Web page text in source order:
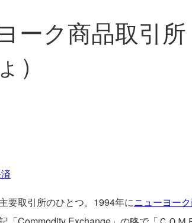
ーク商品取引
）
要取引所のひとつ。1994年にニューヨー